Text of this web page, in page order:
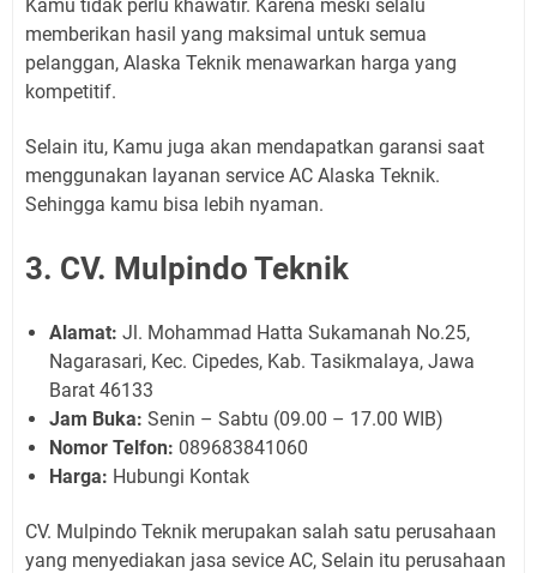
Kamu tidak perlu khawatir. Karena meski selalu
memberikan hasil yang maksimal untuk semua
pelanggan, Alaska Teknik menawarkan harga yang
kompetitif.
Selain itu, Kamu juga akan mendapatkan garansi saat
menggunakan layanan service AC Alaska Teknik.
Sehingga kamu bisa lebih nyaman.
3. CV. Mulpindo Teknik
Alamat: Jl. Mohammad Hatta Sukamanah No.25,
Nagarasari, Kec. Cipedes, Kab. Tasikmalaya, Jawa
Barat 46133
Jam Buka: Senin – Sabtu (09.00 – 17.00 WIB)
Nomor Telfon: 089683841060
Harga: Hubungi Kontak
CV. Mulpindo Teknik merupakan salah satu perusahaan
yang menyediakan jasa sevice AC, Selain itu perusahaan